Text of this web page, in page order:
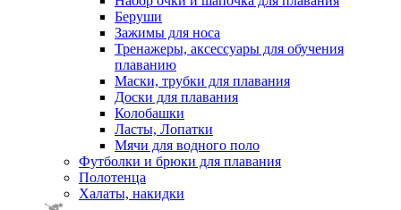
Беруши
Зажимы для носа
Тренажеры, аксессуары для обучения
плаванию
Маски, трубки для плавания
Доски для плавания
Колобашки
Ласты, Лопатки
Мячи для водного поло
Футболки и брюки для плавания
Полотенца
Халаты, накидки